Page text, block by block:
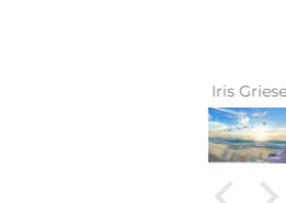
Iris Griese